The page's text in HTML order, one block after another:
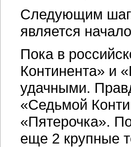
Следующим
является
Пока в
Континента» и
удачными.
«Седьмой
«Пятерочка».
еще 2 крупные